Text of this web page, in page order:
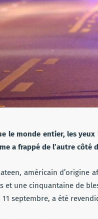
le monde entier, les
a frappé de l’autre côté
américain d’origine
et une cinquantaine de
septembre, a été